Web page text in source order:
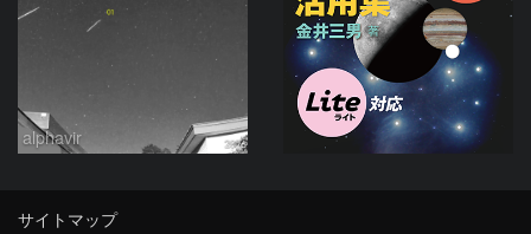
alphavir
サイトマップ